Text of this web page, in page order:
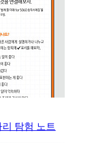
리 탐험 노트